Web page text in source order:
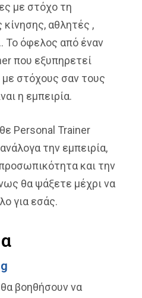
με στόχο τη
αθλητές ,
Το όφελος από έναν
που εξυπηρετεί
στόχους σαν τους
η εμπειρία.
Personal Trainer
την εμπειρία,
και την
θα ψάξετε μέχρι να
για εσάς.
βοηθήσουν να